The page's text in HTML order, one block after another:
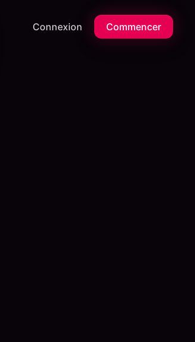
Connexion Commencer